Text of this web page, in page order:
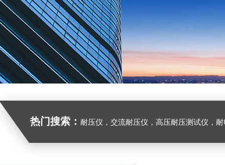
热门搜索： 耐压仪，交流耐压仪，高压耐压测试仪，